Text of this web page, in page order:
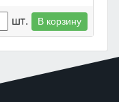
шт. В корзину